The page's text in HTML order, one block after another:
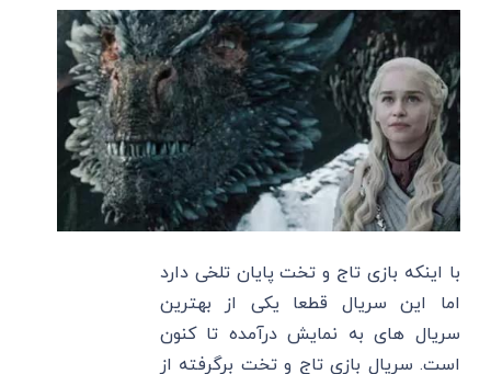
با اینکه بازی تاج و تخت پایان تلخی دارد
اما این سریال قطعا یکی از بهترین
سریال های به نمایش درآمده تا کنون
است. سریال بازی تاج و تخت برگرفته از